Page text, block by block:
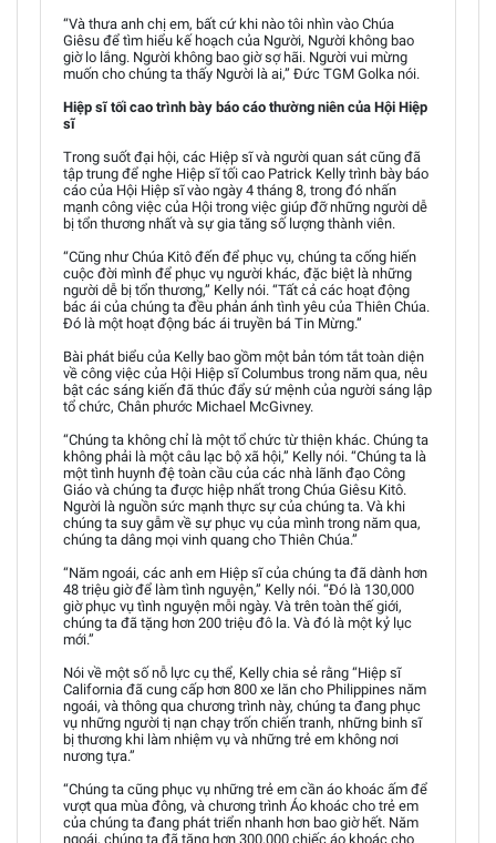
“Và thưa anh chị em, bất cứ khi nào tôi nhìn vào Chúa
Giêsu để tìm hiểu kế hoạch của Người, Người không bao
giờ lo lắng. Người không bao giờ sợ hãi. Người vui mừng
muốn cho chúng ta thấy Người là ai,” Đức TGM Golka nói.
Hiệp sĩ tối cao trình bày báo cáo thường niên của Hội Hiệp
sĩ
Trong suốt đại hội, các Hiệp sĩ và người quan sát cũng đã
tập trung để nghe Hiệp sĩ tối cao Patrick Kelly trình bày báo
cáo của Hội Hiệp sĩ vào ngày 4 tháng 8, trong đó nhấn
mạnh công việc của Hội trong việc giúp đỡ những người dễ
bị tổn thương nhất và sự gia tăng số lượng thành viên.
“Cũng như Chúa Kitô đến để phục vụ, chúng ta cống hiến
cuộc đời mình để phục vụ người khác, đặc biệt là những
người dễ bị tổn thương,” Kelly nói. “Tất cả các hoạt động
bác ái của chúng ta đều phản ánh tình yêu của Thiên Chúa.
Đó là một hoạt động bác ái truyền bá Tin Mừng.”
Bài phát biểu của Kelly bao gồm một bản tóm tắt toàn diện
về công việc của Hội Hiệp sĩ Columbus trong năm qua, nêu
bật các sáng kiến đã thúc đẩy sứ mệnh của người sáng lập
tổ chức, Chân phước Michael McGivney.
“Chúng ta không chỉ là một tổ chức từ thiện khác. Chúng ta
không phải là một câu lạc bộ xã hội,” Kelly nói. “Chúng ta là
một tình huynh đệ toàn cầu của các nhà lãnh đạo Công
Giáo và chúng ta được hiệp nhất trong Chúa Giêsu Kitô.
Người là nguồn sức mạnh thực sự của chúng ta. Và khi
chúng ta suy gẫm về sự phục vụ của mình trong năm qua,
chúng ta dâng mọi vinh quang cho Thiên Chúa.”
“Năm ngoái, các anh em Hiệp sĩ của chúng ta đã dành hơn
48 triệu giờ để làm tình nguyện,” Kelly nói. “Đó là 130,000
giờ phục vụ tình nguyện mỗi ngày. Và trên toàn thế giới,
chúng ta đã tặng hơn 200 triệu đô la. Và đó là một kỷ lục
mới.”
Nói về một số nỗ lực cụ thể, Kelly chia sẻ rằng “Hiệp sĩ
California đã cung cấp hơn 800 xe lăn cho Philippines năm
ngoái, và thông qua chương trình này, chúng ta đang phục
vụ những người tị nạn chạy trốn chiến tranh, những binh sĩ
bị thương khi làm nhiệm vụ và những trẻ em không nơi
nương tựa.”
“Chúng ta cũng phục vụ những trẻ em cần áo khoác ấm để
vượt qua mùa đông, và chương trình Áo khoác cho trẻ em
của chúng ta đang phát triển nhanh hơn bao giờ hết. Năm
ngoái, chúng ta đã tặng hơn 300,000 chiếc áo khoác cho